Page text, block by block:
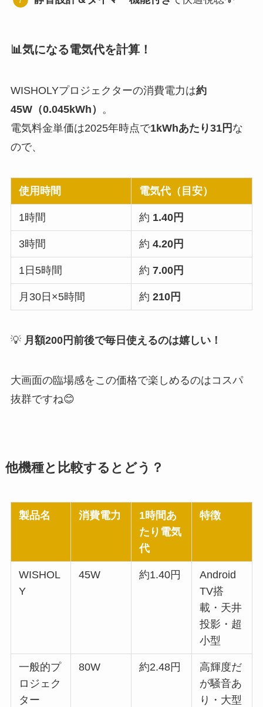
📊気になる電気代を計算！
WISHOLYプロジェクターの消費電力は約
45W（0.045kWh）
。
電気料金単価は2025年時点で1kWhあたり31円 な
ので、
使用時間 電気代（目安）
1時間 約 1.40円
3時間 約4.20円
1日5時間 約7.00円
月30日×5時間 約210円
💡 月額200円前後で毎日使えるのは嬉しい！
大画面の臨場感をこの価格で楽しめるのはコスパ
抜群ですね😊
他機種と比較するとどう？
製品名 消費電力
1時間あ
たり電気
代
特徴
WISHOL
Y
45W 約1.40円
Android
TV搭
載・天井
投影・超
小型
一般的プ
ロジェク
ター
80W 約2.48円
高輝度だ
が騒音あ
り・大型